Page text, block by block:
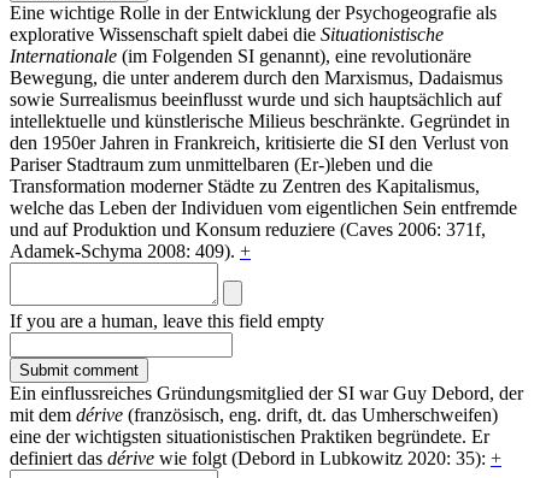
Eine wichtige Rolle in der Entwicklung der Psychogeografie als
explorative Wissenschaft spielt dabei die Situationistische
Internationale (im Folgenden SI genannt), eine revolutionäre
Bewegung, die unter anderem durch den Marxismus, Dadaismus
sowie Surrealismus beeinflusst wurde und sich hauptsächlich auf
intellektuelle und künstlerische Milieus beschränkte. Gegründet in
den 1950er Jahren in Frankreich, kritisierte die SI den Verlust von
Pariser Stadtraum zum unmittelbaren (Er-)leben und die
Transformation moderner Städte zu Zentren des Kapitalismus,
welche das Leben der Individuen vom eigentlichen Sein entfremde
und auf Produktion und Konsum reduziere (Caves 2006: 371f,
Adamek-Schyma 2008: 409). +
If you are a human, leave this field empty
Ein einflussreiches Gründungsmitglied der SI war Guy Debord, der
mit dem dérive (französisch, eng. drift, dt. das Umherschweifen)
eine der wichtigsten situationistischen Praktiken begründete. Er
definiert das dérive wie folgt (Debord in Lubkowitz 2020: 35): +